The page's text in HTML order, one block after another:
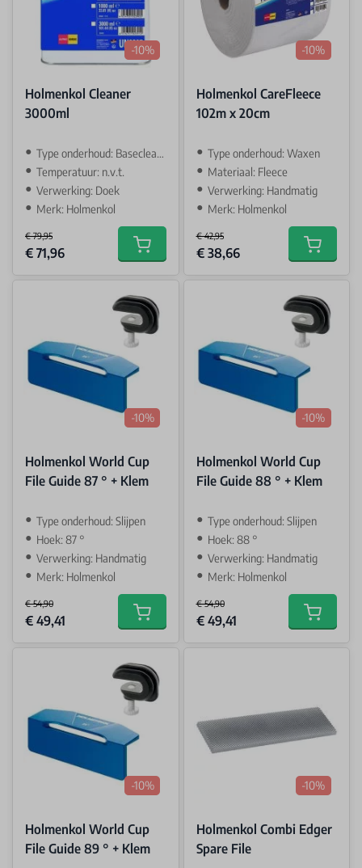
-10%
Holmenkol Cleaner
3000ml
Type onderhoud: Basecleaner
Temperatuur: n.v.t.
Verwerking: Doek
Merk: Holmenkol
€ 79,95
Special Price
€ 71,96 Add to cart
-10%
Holmenkol CareFleece
102m x 20cm
Type onderhoud: Waxen
Materiaal: Fleece
Verwerking: Handmatig
Merk: Holmenkol
€ 42,95
Special Price
€ 38,66 Add to
-10%
Holmenkol World Cup
File Guide 87 ° + Klem
Type onderhoud: Slijpen
Hoek: 87 °
Verwerking: Handmatig
Merk: Holmenkol
€ 54,90
Special Price
€ 49,41 Add to cart
-10%
Holmenkol World Cup
File Guide 88 ° + Klem
Type onderhoud: Slijpen
Hoek: 88 °
Verwerking: Handmatig
Merk: Holmenkol
€ 54,90
Special Price
€ 49,41 Add to
-10%
Holmenkol World Cup
File Guide 89 ° + Klem
-10%
Holmenkol Combi Edger
Spare File